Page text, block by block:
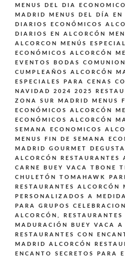
MENUS DEL DIA
MADRID
MENUS DEL DÍA EN
DIARIOS ECONÓMICOS
DIARIOS EN ALCORCÓN
ALCORCON
MENÚS
ECONÓMICOS ALCORCÓN
EVENTOS BODAS
CUMPLEAÑOS ALCORCÓN
ESPECIALES PARA CENAS
NAVIDAD 2024 2025
ZONA SUR MADRID
MENUS
ECONÓMICOS ALCORCÓN
ECONÓMICOS ALCORCÓN
SEMANA ECONOMICOS
MENUS FIN DE SEMANA
MADRID GOURMET
ALCORCÓN
RESTAURANTES
CARNE BUEY VACA TBONE
CHULETÓN TOMAHAWK
RESTAURANTES ALCORCÓN
PERSONALIZADOS A
PARA GRUPOS
ALCORCÓN,
MADURACIÓN BUEY VACA
RESTAURANTES CON
MADRID ALCORCÓN
ENCANTO SECRETOS PARA